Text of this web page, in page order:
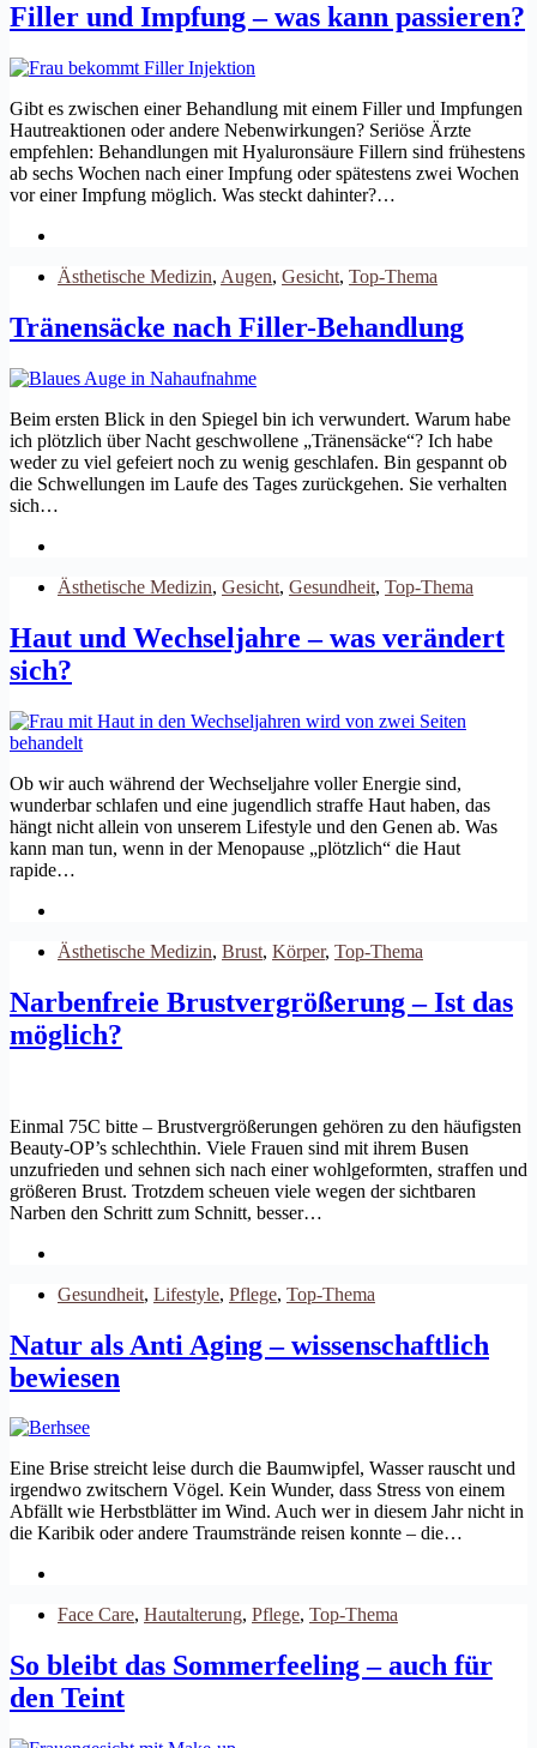
Filler und Impfung – was kann passieren?
Gibt es zwischen einer Behandlung mit einem Filler und Impfungen
Hautreaktionen oder andere Nebenwirkungen? Seriöse Ärzte
empfehlen: Behandlungen mit Hyaluronsäure Fillern sind frühestens
ab sechs Wochen nach einer Impfung oder spätestens zwei Wochen
vor einer Impfung möglich. Was steckt dahinter?…
Ästhetische Medizin, Augen, Gesicht, Top-Thema
Tränensäcke nach Filler-Behandlung
Beim ersten Blick in den Spiegel bin ich verwundert. Warum habe
ich plötzlich über Nacht geschwollene „Tränensäcke“? Ich habe
weder zu viel gefeiert noch zu wenig geschlafen. Bin gespannt ob
die Schwellungen im Laufe des Tages zurückgehen. Sie verhalten
sich…
Ästhetische Medizin, Gesicht, Gesundheit, Top-Thema
Haut und Wechseljahre – was verändert
sich?
Ob wir auch während der Wechseljahre voller Energie sind,
wunderbar schlafen und eine jugendlich straffe Haut haben, das
hängt nicht allein von unserem Lifestyle und den Genen ab. Was
kann man tun, wenn in der Menopause „plötzlich“ die Haut
rapide…
Ästhetische Medizin, Brust, Körper, Top-Thema
Narbenfreie Brustvergrößerung – Ist das
möglich?
Einmal 75C bitte – Brustvergrößerungen gehören zu den häufigsten
Beauty-OP’s schlechthin. Viele Frauen sind mit ihrem Busen
unzufrieden und sehnen sich nach einer wohlgeformten, straffen und
größeren Brust. Trotzdem scheuen viele wegen der sichtbaren
Narben den Schritt zum Schnitt, besser…
Gesundheit, Lifestyle, Pflege, Top-Thema
Natur als Anti Aging – wissenschaftlich
bewiesen
Eine Brise streicht leise durch die Baumwipfel, Wasser rauscht und
irgendwo zwitschern Vögel. Kein Wunder, dass Stress von einem
Abfällt wie Herbstblätter im Wind. Auch wer in diesem Jahr nicht in
die Karibik oder andere Traumstrände reisen konnte – die…
Face Care, Hautalterung, Pflege, Top-Thema
So bleibt das Sommerfeeling – auch für
den Teint